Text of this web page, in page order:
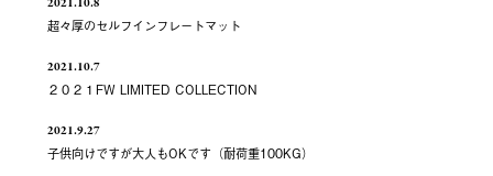
超々厚のセルフインフレートマット
2021.10.7
２０２１FW LIMITED COLLECTION
2021.9.27
子供向けですが大人もOKです（耐荷重100KG）